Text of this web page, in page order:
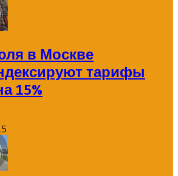
в Москве
тарифы
15%